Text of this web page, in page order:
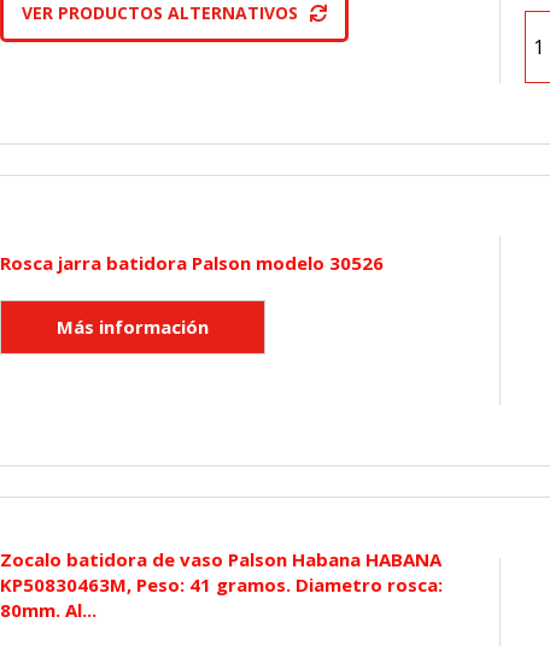
VER PRODUCTOS ALTERNATIVOS
Rosca jarra batidora Palson modelo 30526
Zocalo batidora de vaso Palson Habana HABANA
KP50830463M, Peso: 41 gramos. Diametro rosca:
80mm. Al...